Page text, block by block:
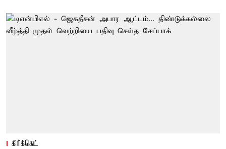
கிரிக்கெட்